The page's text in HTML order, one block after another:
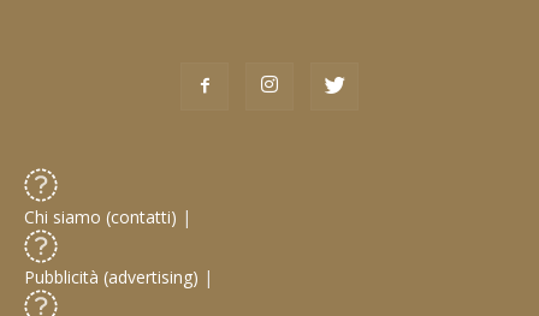
Chi siamo (contatti) |
Pubblicità (advertising) |